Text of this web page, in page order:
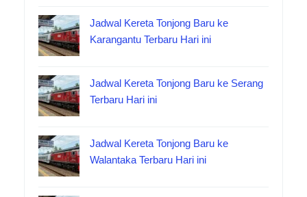
Jadwal Kereta Tonjong Baru ke
Karangantu Terbaru Hari ini
Jadwal Kereta Tonjong Baru ke Serang
Terbaru Hari ini
Jadwal Kereta Tonjong Baru ke
Walantaka Terbaru Hari ini